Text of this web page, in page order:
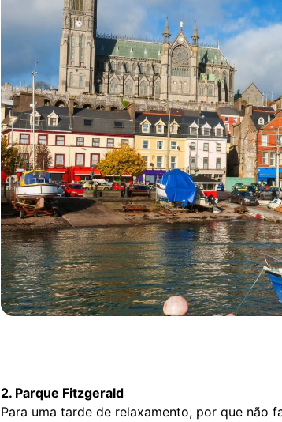
2. Parque Fitzgerald
Para uma tarde de relaxamento, por que não